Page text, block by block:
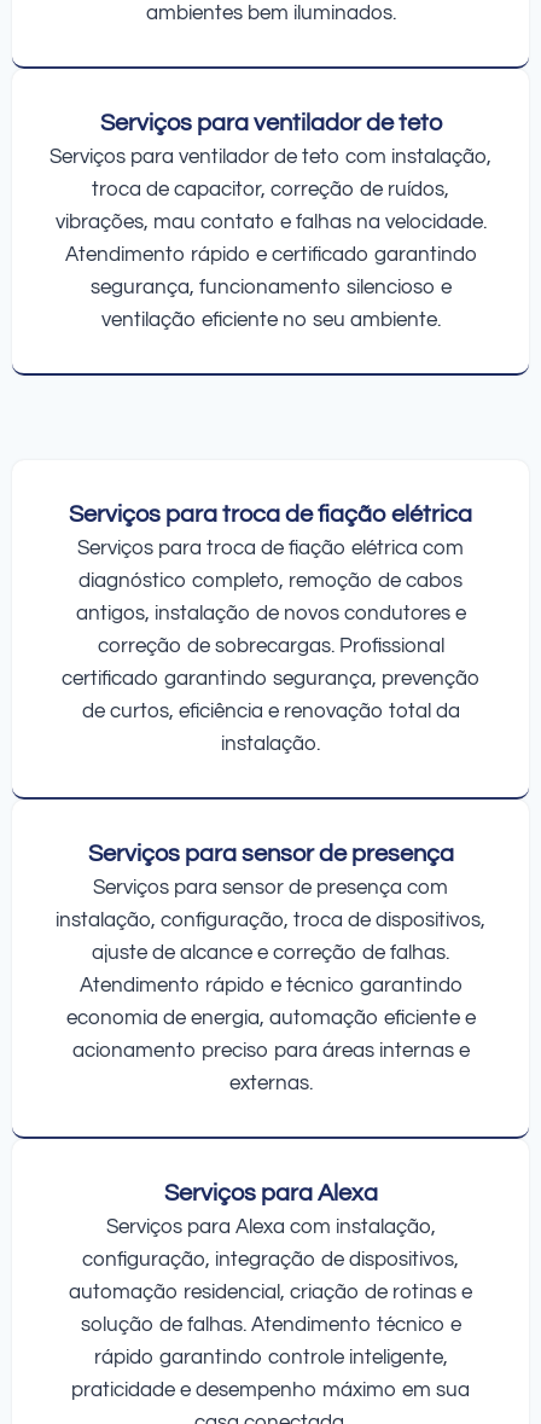
ambientes bem iluminados.
Serviços para ventilador de teto
Serviços para ventilador de teto com instalação,
troca de capacitor, correção de ruídos,
vibrações, mau contato e falhas na velocidade.
Atendimento rápido e certificado garantindo
segurança, funcionamento silencioso e
ventilação eficiente no seu ambiente.
Serviços para troca de fiação elétrica
Serviços para troca de fiação elétrica com
diagnóstico completo, remoção de cabos
antigos, instalação de novos condutores e
correção de sobrecargas. Profissional
certificado garantindo segurança, prevenção
de curtos, eficiência e renovação total da
instalação.
Serviços para sensor de presença
Serviços para sensor de presença com
instalação, configuração, troca de dispositivos,
ajuste de alcance e correção de falhas.
Atendimento rápido e técnico garantindo
economia de energia, automação eficiente e
acionamento preciso para áreas internas e
externas.
Serviços para Alexa
Serviços para Alexa com instalação,
configuração, integração de dispositivos,
automação residencial, criação de rotinas e
solução de falhas. Atendimento técnico e
rápido garantindo controle inteligente,
praticidade e desempenho máximo em sua